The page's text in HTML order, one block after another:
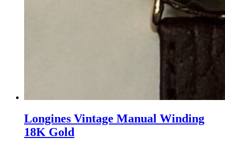
Longines Vintage Manual Winding
18K Gold